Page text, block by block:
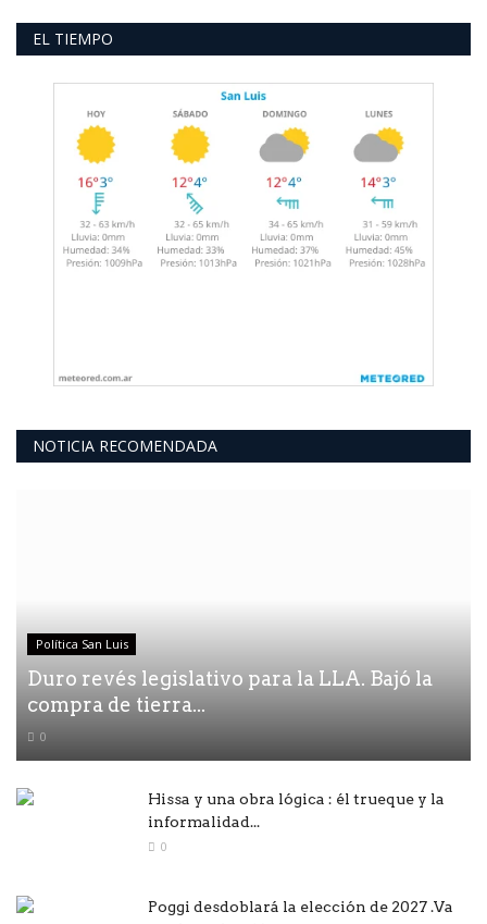
EL TIEMPO
NOTICIA RECOMENDADA
Política San Luis
Duro revés legislativo para la LLA. Bajó la
compra de tierra...
0
Hissa y una obra lógica : él trueque y la
informalidad...
0
Poggi desdoblará la elección de 2027 .Va